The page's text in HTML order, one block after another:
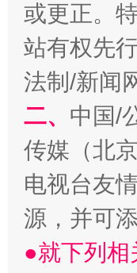
揭开“小金
受贿1.44亿
或更正。
站有权先
法制/新闻
二、 中国/
传媒（北
电视台友
源，并可
●就下列